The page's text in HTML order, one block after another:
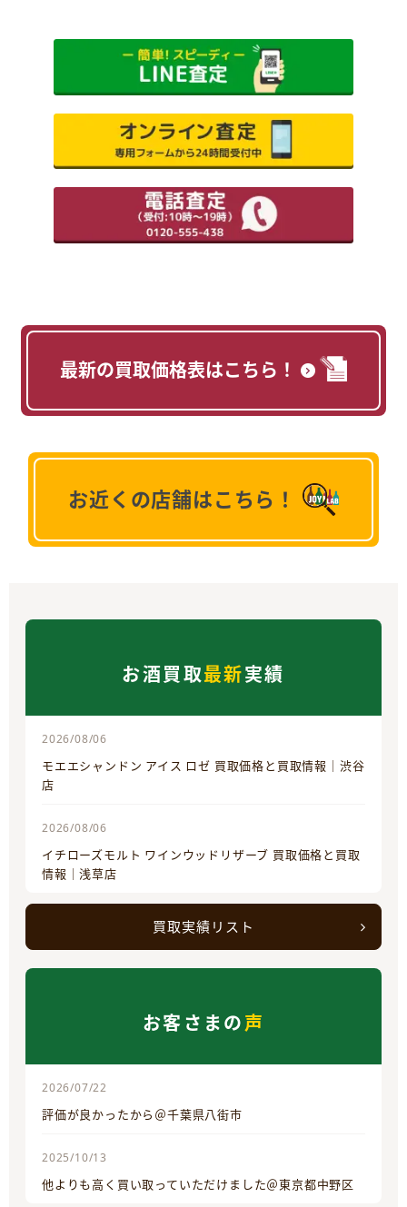
最新の買取価格表はこちら！
お近くの店舗はこちら！
お酒買取最新実績
2026/08/06
モエエシャンドン アイス ロゼ 買取価格と買取情報｜渋谷
店
2026/08/06
イチローズモルト ワインウッドリザーブ 買取価格と買取
情報｜浅草店
買取実績リスト
お客さまの声
2026/07/22
評価が良かったから＠千葉県八街市
2025/10/13
他よりも高く買い取っていただけました＠東京都中野区